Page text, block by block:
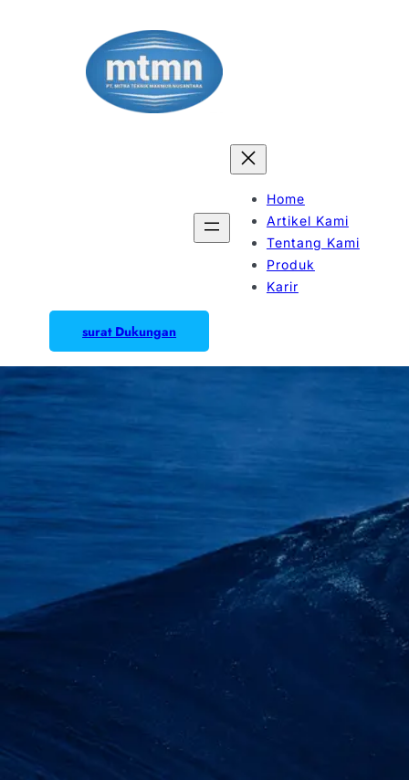
Home
Artikel Kami
Tentang Kami
Produk
Karir
surat Dukungan